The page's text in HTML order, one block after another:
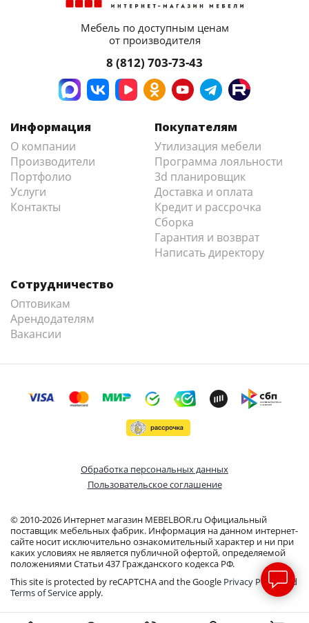
Мебель по доступным ценам
от производителя
8 (812) 703-73-43
Информация
О компании
Производители
Портфолио
Услуги
Контакты
Покупателям
Утилизация мебели
Программа лояльности
3d планировщик
Доставка и оплата
Кредит и рассрочка
Сборка
Гарантия и возврат
Написать директору
Сотрудничество
Оптовикам
Арендодателям
Вакансии
© 2010-2026 Интернет магазин MEBELBOR.ru Официальный
поставщик мебельных фабрик. Информация на данном интернет-
сайте носит исключительно ознакомительный характер и ни при
каких условиях не является публичной офертой, определяемой
положениями Статьи 437 Гражданского кодекса РФ.
This site is protected by reCAPTCHA and the Google Privacy Policyand
Terms of Serviceapply.
Обработка персональных данных
Пользовательское соглашение